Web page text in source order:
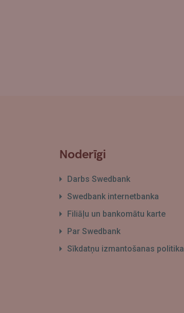
Noderīgi
Darbs Swedbank
Swedbank internetbanka
Filiāļu un bankomātu karte
Par Swedbank
Sīkdatņu izmantošanas politika